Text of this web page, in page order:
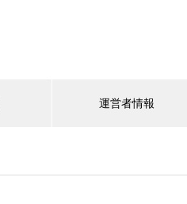
運営者情報